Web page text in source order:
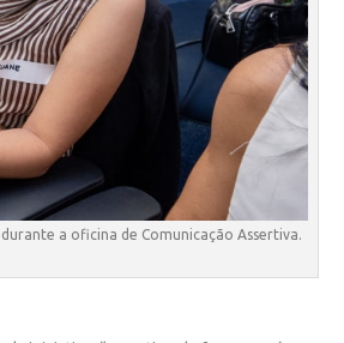
a oficina de Comunicação Assertiva.